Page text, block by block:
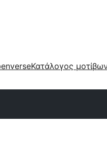
Κατάλογος